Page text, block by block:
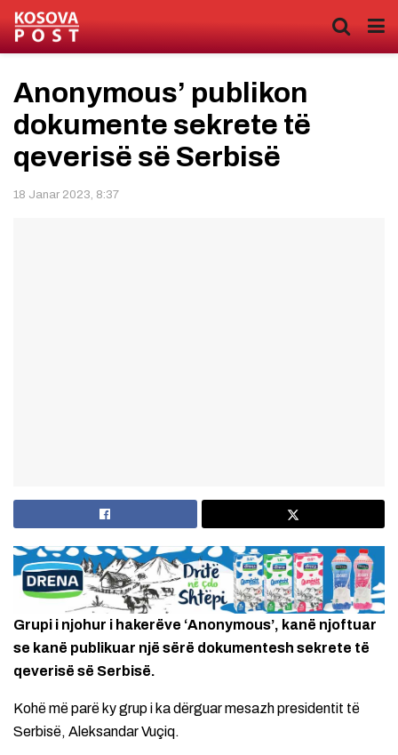
Anonymous’ publikon
dokumente sekrete të
qeverisë së Serbisë
18 Janar 2023, 8:37
Grupi i njohur i hakerëve ‘Anonymous’, kanë njoftuar
se kanë publikuar një sërë dokumentesh sekrete të
qeverisë së Serbisë.
Kohë më parë ky grup i ka dërguar mesazh presidentit të
Serbisë, Aleksandar Vuçiq.